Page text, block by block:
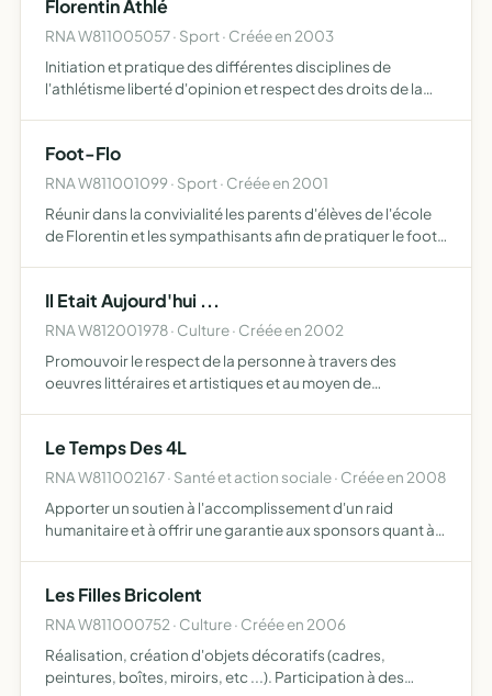
Florentin Athlé
RNA W811005057 · Sport · Créée en 2003
Initiation et pratique des différentes disciplines de
l'athlétisme liberté d'opinion et respect des droits de la
Foot-Flo
RNA W811001099 · Sport · Créée en 2001
Réunir dans la convivialité les parents d'élèves de l'école
de Florentin et les sympathisants afin de pratiquer le foot
Il Etait Aujourd'hui ...
RNA W812001978 · Culture · Créée en 2002
Promouvoir le respect de la personne à travers des
oeuvres littéraires et artistiques et au moyen de
Le Temps Des 4L
RNA W811002167 · Santé et action sociale · Créée en 2008
Apporter un soutien à l'accomplissement d'un raid
humanitaire et à offrir une garantie aux sponsors quant à
Les Filles Bricolent
RNA W811000752 · Culture · Créée en 2006
Réalisation, création d'objets décoratifs (cadres,
peintures, boîtes, miroirs, etc ...). Participation à des